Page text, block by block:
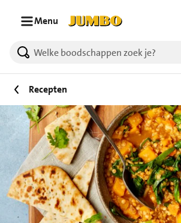
Menu
Recepten